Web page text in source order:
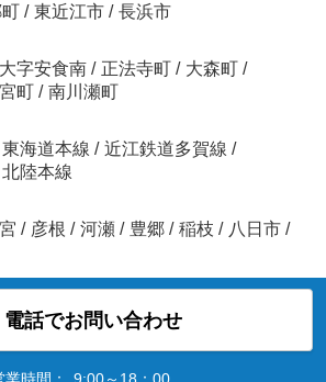
/ 東近江市 / 長浜市
大字安食南 / 正法寺町 / 大森町 /
町 / 南川瀬町
東海道本線 / 近江鉄道多賀線 /
北陸本線
/ 彦根 / 河瀬 / 豊郷 / 稲枝 / 八日市 /
電話でお問い合わせ
業時間： 9:00～18：00